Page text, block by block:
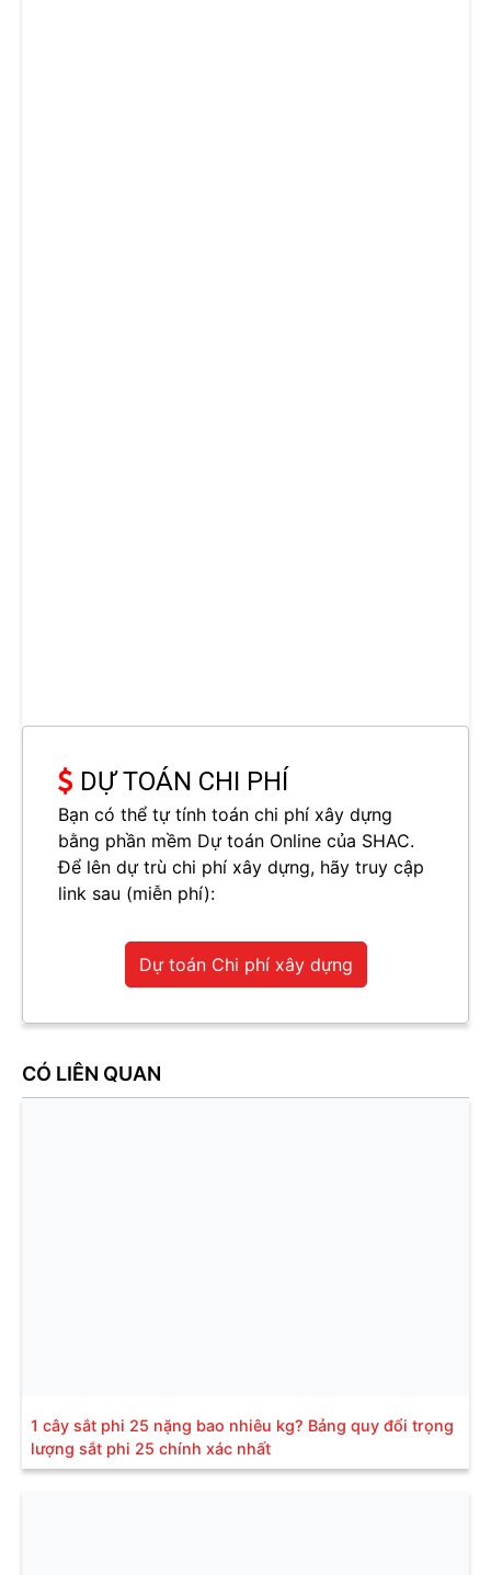
DỰ TOÁN CHI PHÍ
Bạn có thể tự tính toán chi phí xây dựng
bằng phần mềm Dự toán Online của SHAC.
Để lên dự trù chi phí xây dựng, hãy truy cập
link sau (miễn phí):
Dự toán Chi phí xây dựng
CÓ LIÊN QUAN
1 cây sắt phi 25 nặng bao nhiêu kg? Bảng quy đổi trọng
lượng sắt phi 25 chính xác nhất